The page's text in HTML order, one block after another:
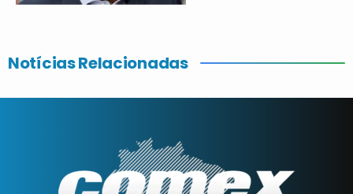
Notícias Relacionadas